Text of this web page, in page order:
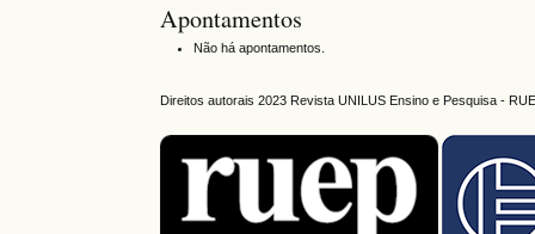
Apontamentos
Não há apontamentos.
Direitos autorais 2023 Revista UNILUS Ensino e Pesquisa -